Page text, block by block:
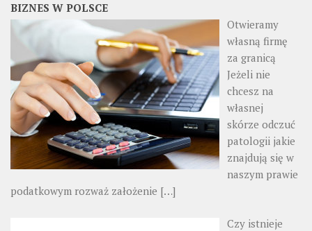
BIZNES W POLSCE
Otwieramy
własną firmę
za granicą
Jeżeli nie
chcesz na
własnej
skórze odczuć
patologii jakie
znajdują się w
naszym prawie
podatkowym rozważ założenie […]
Czy istnieje